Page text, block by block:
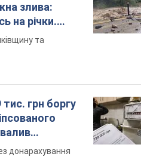
злива:
на річки.
та
тис. грн боргу
донарахування